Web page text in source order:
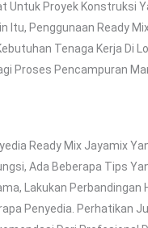
Untuk Proyek Konstruksi
Itu, Penggunaan Ready
Tenaga Kerja Di
Proses Pencampuran
Ready Mix Jayamix
Ada Beberapa Tips
Lakukan Perbandingan
Penyedia. Perhatikan